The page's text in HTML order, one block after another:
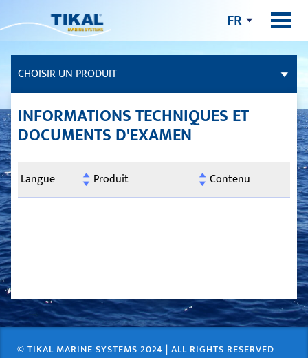
FR
CHOISIR UN PRODUIT
COLLES ET ENDUITS D’ÉTANCHÉITÉ
TIKALFLEX CLEAR 10
LINGES NETTOYANTS C
TEAK DECK
INFORMATIONS TECHNIQUES ET
DOCUMENTS D'EXAMEN
Langue Produit Contenu
© TIKAL MARINE SYSTEMS 2024 | ALL RIGHTS RESERVED